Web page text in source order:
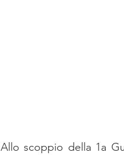
Allo scoppio della 1a